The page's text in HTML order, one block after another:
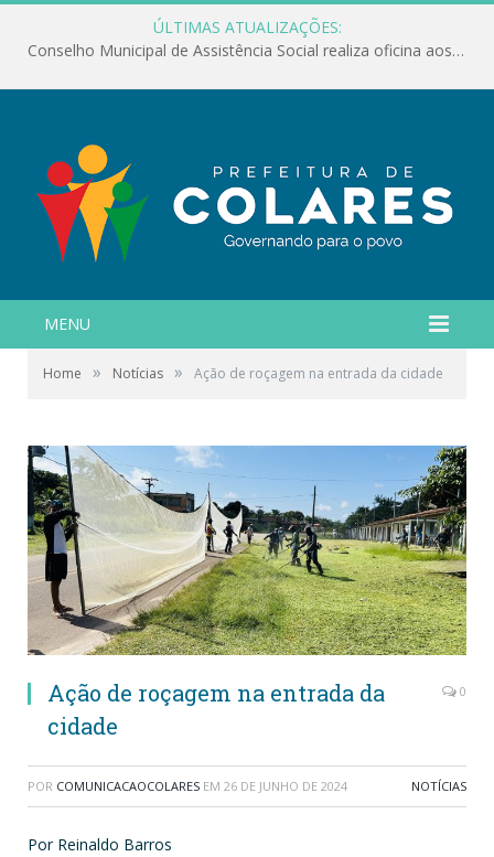
ÚLTIMAS ATUALIZAÇÕES:
Conselho Municipal de Assistência Social realiza oficina aos servidores
MENU
Home » Notícias » Ação de roçagem na entrada da cidade
Ação de roçagem na entrada da
cidade
0
POR COMUNICACAOCOLARES EM 26 DE JUNHO DE 2024 NOTÍCIAS
Por Reinaldo Barros